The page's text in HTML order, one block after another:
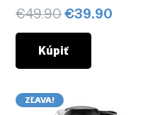
€49.90Pôvodná
cena
bola:
€49.90.
€39.90
Kúpiť
ZĽAVA!